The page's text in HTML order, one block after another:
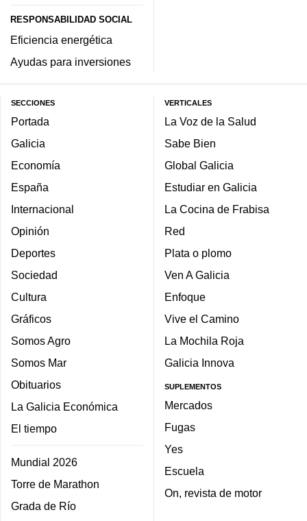
RESPONSABILIDAD SOCIAL
Eficiencia energética
Ayudas para inversiones
SECCIONES
Portada
Galicia
Economía
España
Internacional
Opinión
Deportes
Sociedad
Cultura
Gráficos
Somos Agro
Somos Mar
Obituarios
La Galicia Económica
El tiempo
Mundial 2026
Torre de Marathon
Grada de Río
VERTICALES
La Voz de la Salud
Sabe Bien
Global Galicia
Estudiar en Galicia
La Cocina de Frabisa
Red
Plata o plomo
Ven A Galicia
Enfoque
Vive el Camino
La Mochila Roja
Galicia Innova
SUPLEMENTOS
Mercados
Fugas
Yes
Escuela
On, revista de motor